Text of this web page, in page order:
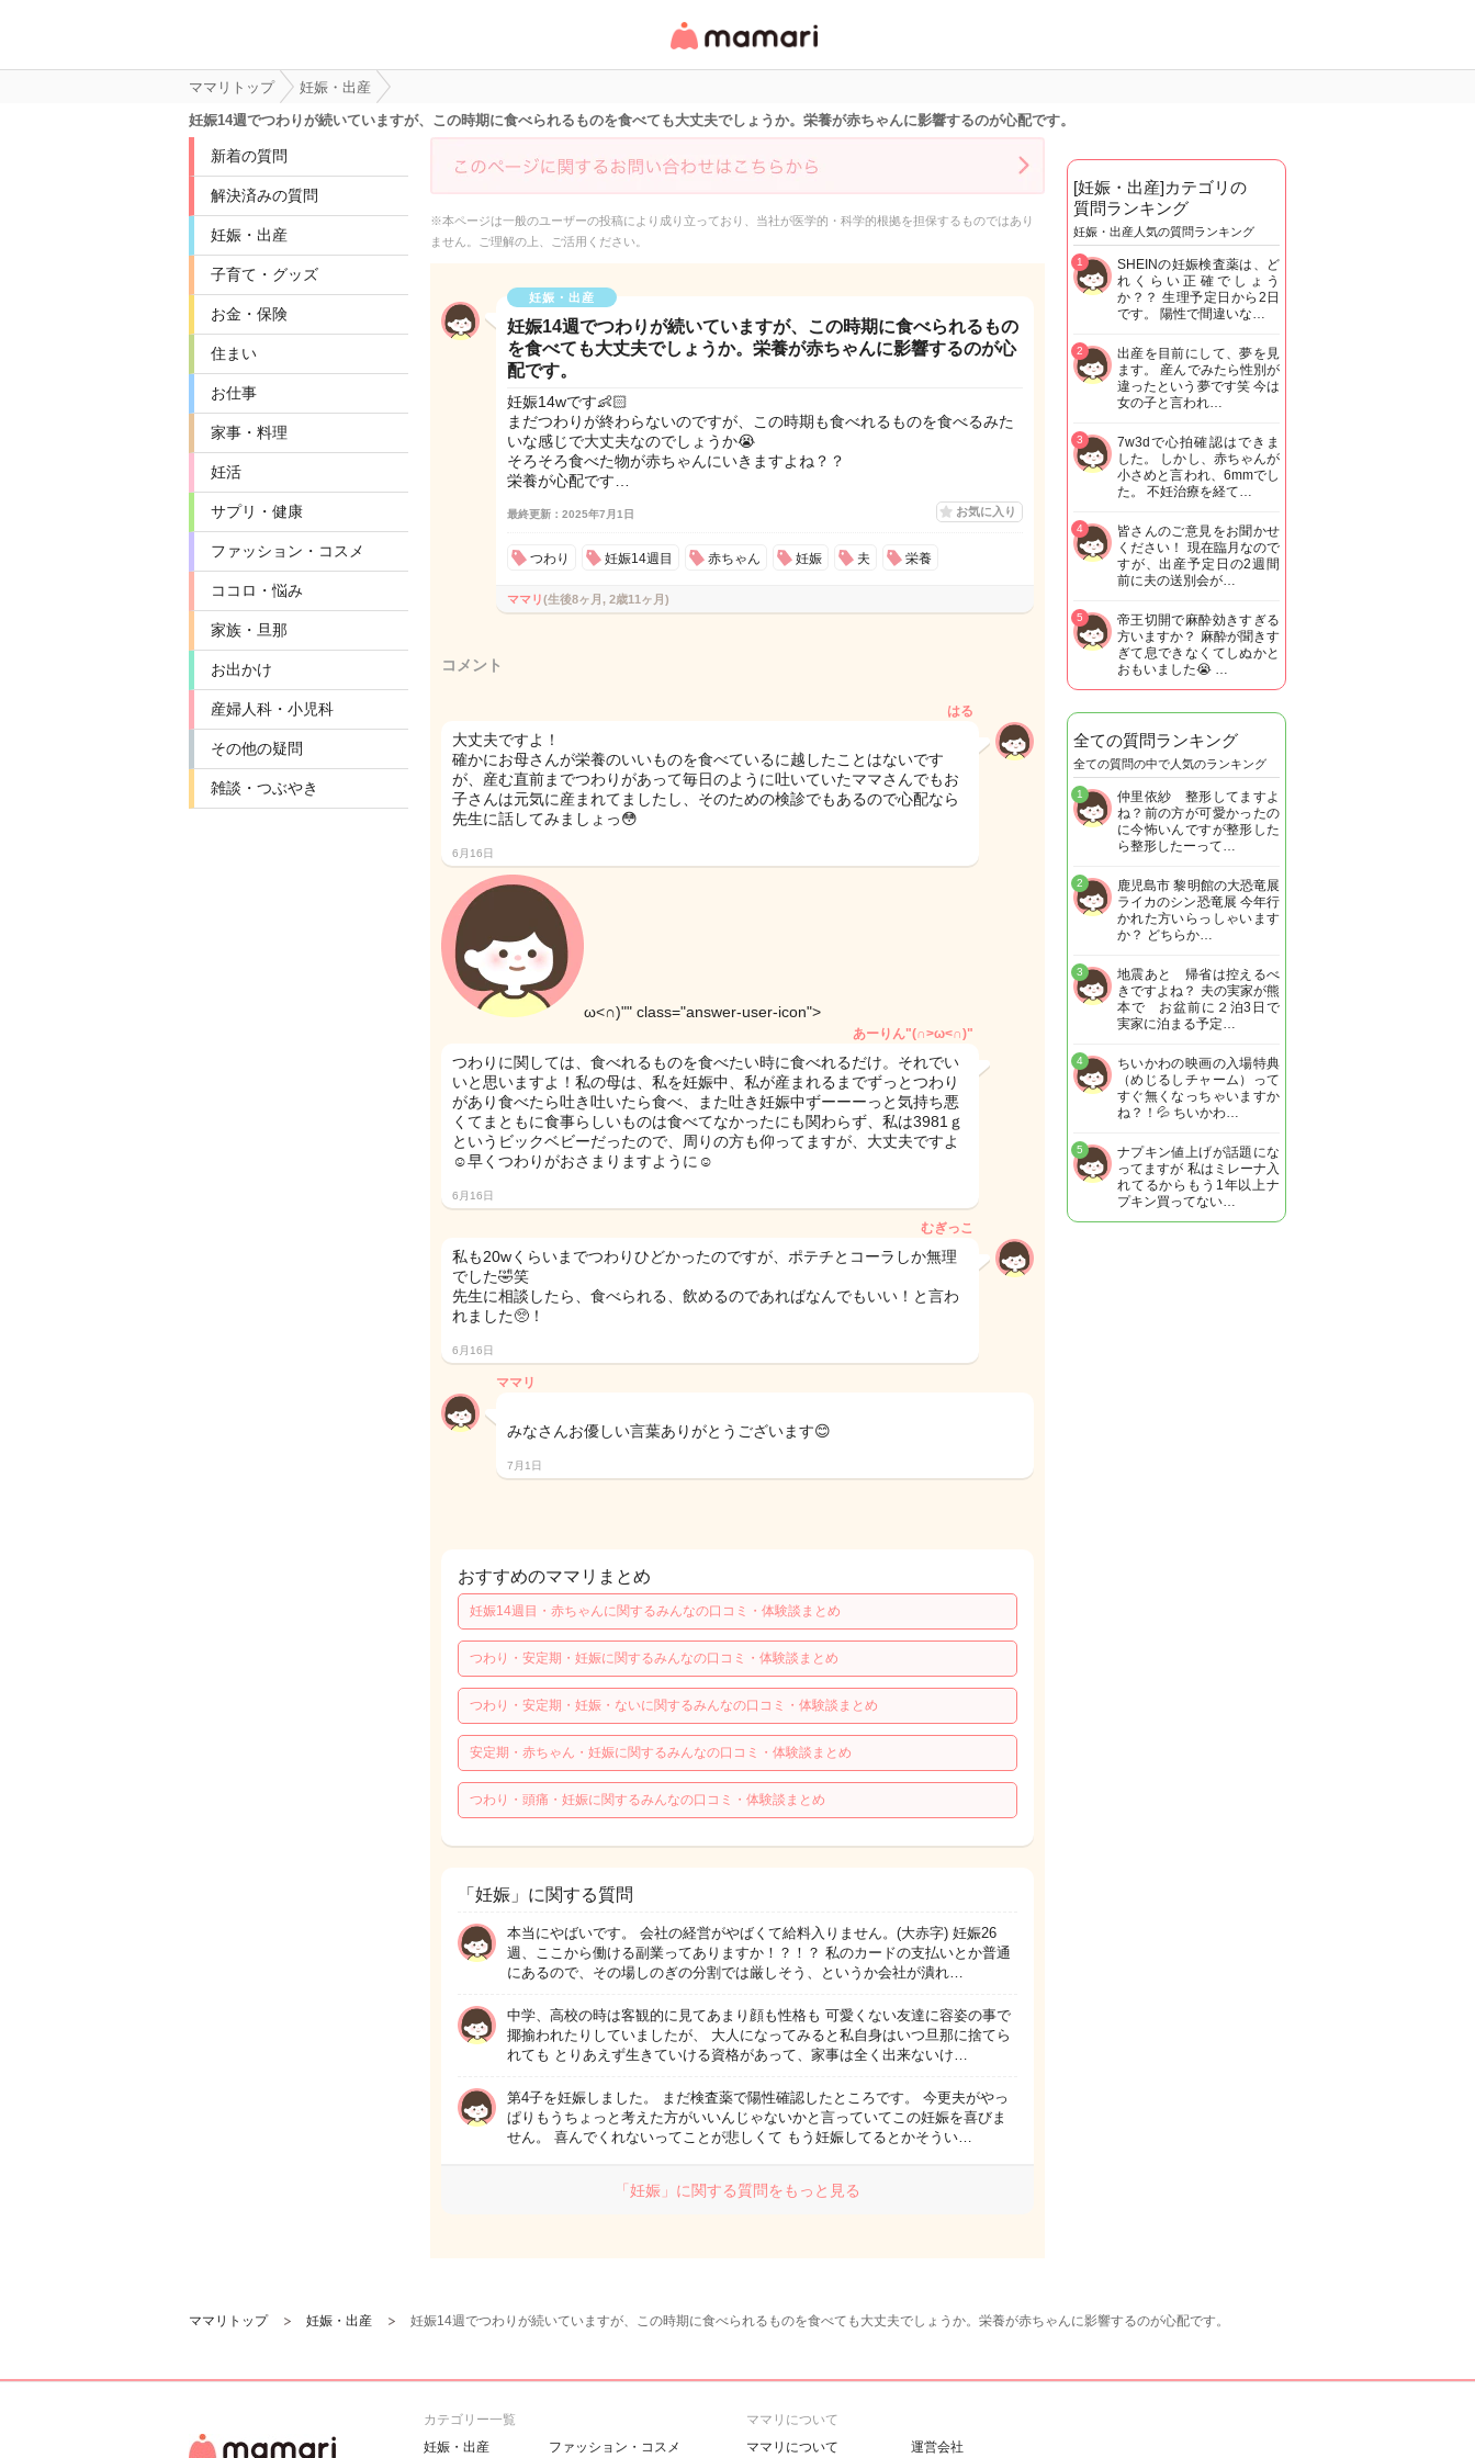
リ・情報サイト
ママリトップ
妊娠・出産
妊娠14週でつわりが続いていますが、この時期に食べられるものを食べても大丈夫でしょうか。栄養が赤ちゃんに影響するのが心配です。
新着の質問
解決済みの質問
妊娠・出産
子育て・グッズ
お金・保険
住まい
お仕事
家事・料理
妊活
サプリ・健康
ファッション・コスメ
ココロ・悩み
家族・旦那
お出かけ
産婦人科・小児科
その他の疑問
雑談・つぶやき
※本ページは一般のユーザーの投稿により成り立っており、当社が医学的・科学的根拠を担保するものではあり
ません。ご理解の上、ご活用ください。
妊娠・出産
妊娠14週でつわりが続いていますが、この時期に食べられるもの
を食べても大丈夫でしょうか。栄養が赤ちゃんに影響するのが心
配です。
妊娠14wです👶🏻
まだつわりが終わらないのですが、この時期も食べれるものを食べるみた
いな感じで大丈夫なのでしょうか😭
そろそろ食べた物が赤ちゃんにいきますよね？？
栄養が心配です…
最終更新：2025年7月1日 お気に入り
つわり 妊娠14週目 赤ちゃん 妊娠 夫 栄養
ママリ(生後8ヶ月, 2歳11ヶ月)
コメント
はる
大丈夫ですよ！
確かにお母さんが栄養のいいものを食べているに越したことはないです
が、産む直前までつわりがあって毎日のように吐いていたママさんでもお
子さんは元気に産まれてましたし、そのための検診でもあるので心配なら
先生に話してみましょっ😳
6月16日
ω<∩)"" class="answer-user-icon">
あーりん"(∩>ω<∩)"
つわりに関しては、食べれるものを食べたい時に食べれるだけ。それでい
いと思いますよ！私の母は、私を妊娠中、私が産まれるまでずっとつわり
があり食べたら吐き吐いたら食べ、また吐き妊娠中ずーーーっと気持ち悪
くてまともに食事らしいものは食べてなかったにも関わらず、私は3981ｇ
というビックベビーだったので、周りの方も仰ってますが、大丈夫ですよ
☺️早くつわりがおさまりますように☺️
6月16日
むぎっこ
私も20wくらいまでつわりひどかったのですが、ポテチとコーラしか無理
でした🤣笑
先生に相談したら、食べられる、飲めるのであればなんでもいい！と言わ
れました🥺！
6月16日
ママリ
みなさんお優しい言葉ありがとうございます😊
7月1日
おすすめのママリまとめ
妊娠14週目・赤ちゃんに関するみんなの口コミ・体験談まとめ
つわり・安定期・妊娠に関するみんなの口コミ・体験談まとめ
つわり・安定期・妊娠・ないに関するみんなの口コミ・体験談まとめ
安定期・赤ちゃん・妊娠に関するみんなの口コミ・体験談まとめ
つわり・頭痛・妊娠に関するみんなの口コミ・体験談まとめ
「妊娠」に関する質問
本当にやばいです。 会社の経営がやばくて給料入りません。(大赤字) 妊娠26
週、ここから働ける副業ってありますか！？！？ 私のカードの支払いとか普通
にあるので、その場しのぎの分割では厳しそう、というか会社が潰れ…
中学、高校の時は客観的に見てあまり顔も性格も 可愛くない友達に容姿の事で
揶揄われたりしていましたが、 大人になってみると私自身はいつ旦那に捨てら
れても とりあえず生きていける資格があって、家事は全く出来ないけ…
第4子を妊娠しました。 まだ検査薬で陽性確認したところです。 今更夫がやっ
ぱりもうちょっと考えた方がいいんじゃないかと言っていてこの妊娠を喜びま
せん。 喜んでくれないってことが悲しくて もう妊娠してるとかそうい…
「妊娠」に関する質問をもっと見る
[妊娠・出産]カテゴリの
質問ランキング
妊娠・出産人気の質問ランキング
SHEINの妊娠検査薬は、ど
れくらい正確でしょう
か？？ 生理予定日から2日
です。 陽性で間違いな…
1
出産を目前にして、夢を見
ます。 産んでみたら性別が
違ったという夢です笑 今は
女の子と言われ…
2
7w3dで心拍確認はできま
した。 しかし、赤ちゃんが
小さめと言われ、6mmでし
た。 不妊治療を経て…
3
皆さんのご意見をお聞かせ
ください！ 現在臨月なので
すが、出産予定日の2週間
前に夫の送別会が…
4
帝王切開で麻酔効きすぎる
方いますか？ 麻酔が聞きす
ぎて息できなくてしぬかと
おもいました😭 …
5
全ての質問ランキング
全ての質問の中で人気のランキング
仲里依紗 整形してますよ
ね？前の方が可愛かったの
に今怖いんですが整形した
ら整形したーって…
1
鹿児島市 黎明館の大恐竜展
ライカのシン恐竜展 今年行
かれた方いらっしゃいます
か？ どちらか…
2
地震あと 帰省は控えるべ
きですよね？ 夫の実家が熊
本で お盆前に２泊3日で
実家に泊まる予定…
3
ちいかわの映画の入場特典
（めじるしチャーム）って
すぐ無くなっちゃいますか
ね？！💦 ちいかわ…
4
ナプキン値上げが話題にな
ってますが 私はミレーナ入
れてるからもう1年以上ナ
プキン買ってない…
5
ママリトップ 妊娠・出産 妊娠14週でつわりが続いていますが、この時期に食べられるものを食べても大丈夫でしょうか。栄養が赤ちゃんに影響するのが心配です。
カテゴリー一覧
妊娠・出産
ファッション・コスメ
ママリについて
ママリについて
運営会社